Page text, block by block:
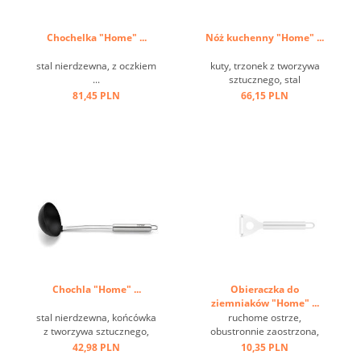
Chochelka "Home" ...
stal nierdzewna, z oczkiem
...
81,45 PLN
Nóż kuchenny "Home" ...
kuty, trzonek z tworzywa
sztucznego, stal
molibdenowa ...
66,15 PLN
Chochla "Home" ...
stal nierdzewna, końcówka
z tworzywa sztucznego,
czarna, stal nierdzewna,
42,98 PLN
Obieraczka do
ziemniaków "Home" ...
ruchome ostrze,
obustronnie zaostrzona,
oczko do zawieszenia, stal
10,35 PLN